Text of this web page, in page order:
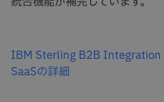
IBM Sterling B2B Integration
SaaSの詳細